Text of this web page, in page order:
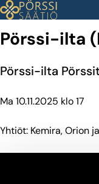
Siirry
sisältöön
Pörssi-ilta
Pörssi-ilta
Ma 10.11.2025 klo 17
Yhtiöt: Kemira, Orion